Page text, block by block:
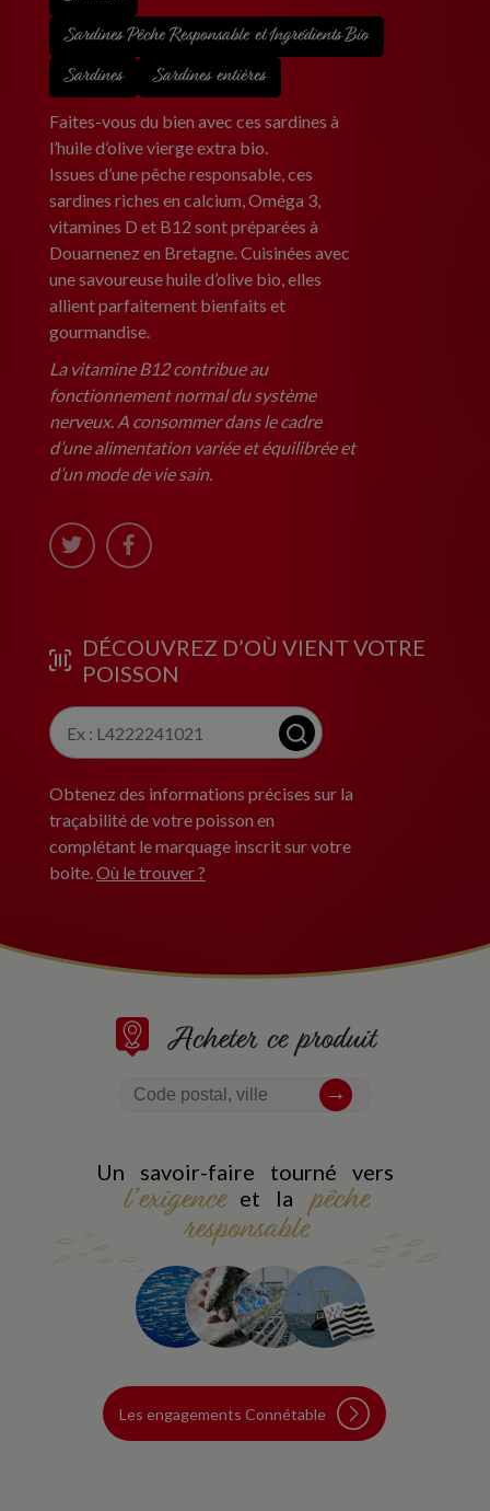
Sardines Pêche Responsable et Ingrédients Bio
Sardines
Sardines entières
Faites-vous du bien avec ces sardines à
l’huile d’olive vierge extra bio.
Issues d’une pêche responsable, ces
sardines riches en calcium, Oméga 3,
vitamines D et B12 sont préparées à
Douarnenez en Bretagne. Cuisinées avec
une savoureuse huile d’olive bio, elles
allient parfaitement bienfaits et
gourmandise.
La vitamine B12 contribue au
fonctionnement normal du système
nerveux. A consommer dans le cadre
d’une alimentation variée et équilibrée et
d’un mode de vie sain.
DÉCOUVREZ D’OÙ VIENT VOTRE
POISSON
Obtenez des informations précises sur la
traçabilité de votre poisson en
complétant le marquage inscrit sur votre
boite.Où le trouver ?
Acheter ce produit
Un savoir-faire tourné vers
l’exigenceet la pêche
responsable
Les engagements Connétable